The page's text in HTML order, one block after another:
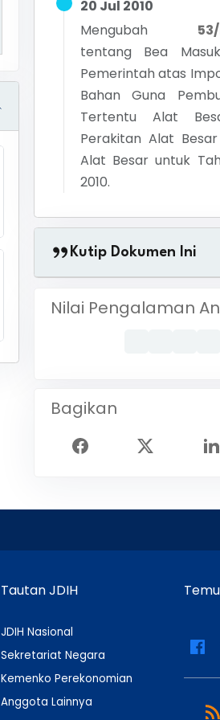
20 Jul 2010
Mengubah
tentang Bea
Pemerintah atas
Bahan Guna
Tertentu Alat
Perakitan Alat
Alat Besar untuk
2010.
Kutip Dokumen Ini
Nilai Pengalaman
Bagikan
Tautan JDIH
JDIH Nasional
Sekretariat Negara
Kemenko Perekonomian
Anggota Lainnya